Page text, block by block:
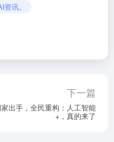
讯。
下一篇
家出手，全民重构：人工智能
+，真的来了